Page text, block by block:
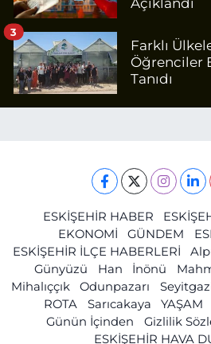
Açıklandı
Farklı
Öğrenciler
Tanıdı
3
ESKİŞEHİR HABER
EKONOMİ
GÜNDEM
ESKİŞEHİR İLÇE HABERLERİ
Günyüzü
Han İnönü
Mihalıççık
Odunpazarı
ROTA
Sarıcakaya YAŞAM
Günün İçinden
Gizlilik
ESKİŞEHİR HAVA